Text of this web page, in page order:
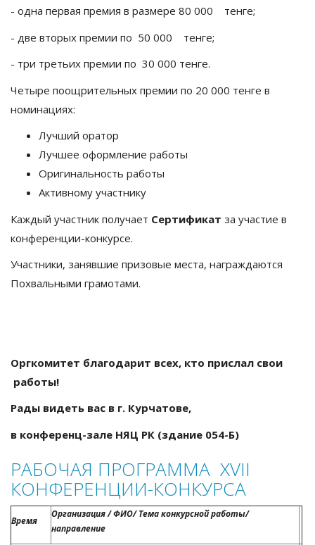
- одна первая премия в размере 80 000 тенге;
- две вторых премии по 50 000 тенге;
- три третьих премии по 30 000 тенге.
Четыре поощрительных премии по 20 000 тенге в
номинациях:
Лучший оратор
Лучшее оформление работы
Оригинальность работы
Активному участнику
Каждый участник получает Сертификат за участие в
конференции-конкурсе.
Участники, занявшие призовые места, награждаются
Похвальными грамотами.
Оргкомитет благодарит всех, кто прислал свои
работы!
Рады видеть вас в г. Курчатове,
в конференц-зале НЯЦ РК (здание 054-Б)
РАБОЧАЯ ПРОГРАММА XVII
КОНФЕРЕНЦИИ-КОНКУРСА
Время
Организация / ФИО/ Тема конкурсной работы/
направление